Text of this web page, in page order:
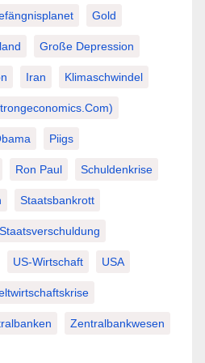
Gold
Große Depression
Iran Klimaschwindel
Piigs
Ron Paul Schuldenkrise
Staatsbankrott
Staatsverschuldung
US-Wirtschaft USA
Zentralbankwesen